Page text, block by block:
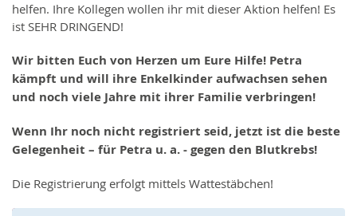
helfen. Ihre Kollegen wollen ihr mit dieser Aktion helfen! Es
ist SEHR DRINGEND!
Wir bitten Euch von Herzen um Eure Hilfe! Petra
kämpft und will ihre Enkelkinder aufwachsen sehen
und noch viele Jahre mit ihrer Familie verbringen!
Wenn Ihr noch nicht registriert seid, jetzt ist die beste
Gelegenheit – für Petra u. a. - gegen den Blutkrebs!
Die Registrierung erfolgt mittels Wattestäbchen!